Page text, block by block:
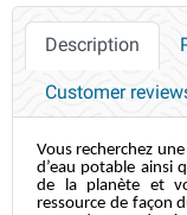
Description
Customer
Vous recherchez
d’eau potable ainsi
de la planète et
ressource de façon